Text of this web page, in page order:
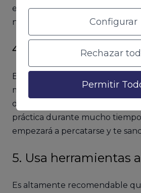
Configurar
Rechazar
Permitir
en la redacción o también
nos pueda penalizar.
4. Limita su uso
Está bien el uso de spintax para
mucho contenido en poco
debemos olvidarnos de que, si
práctica durante mucho
empezará a percatarse y te
5. Usa herramientas
Es altamente recomendable